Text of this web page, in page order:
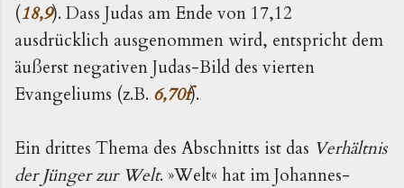
(18,9). Dass Judas am Ende von 17,12
ausdrücklich ausgenommen wird, entspricht dem
äußerst negativen Judas-Bild des vierten
Evangeliums (z.B. 6,70f).
Ein drittes Thema des Abschnitts ist das Verhältnis
der Jünger zur Welt. »Welt« hat im Johannes-